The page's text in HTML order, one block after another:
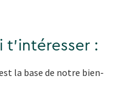
t'intéresser :
la base de notre bien-